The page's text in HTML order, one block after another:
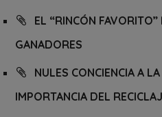
EL “RINCÓN FAVORITO”
GANADORES
NULES CONCIENCIA A
IMPORTANCIA DEL